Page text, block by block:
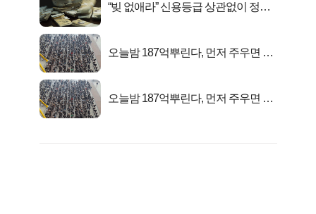
“빚 없애라” 신용등급 상관없이 정부
오늘밤 187억뿌린다, 먼저 주우면 최
오늘밤 187억뿌린다, 먼저 주우면 최